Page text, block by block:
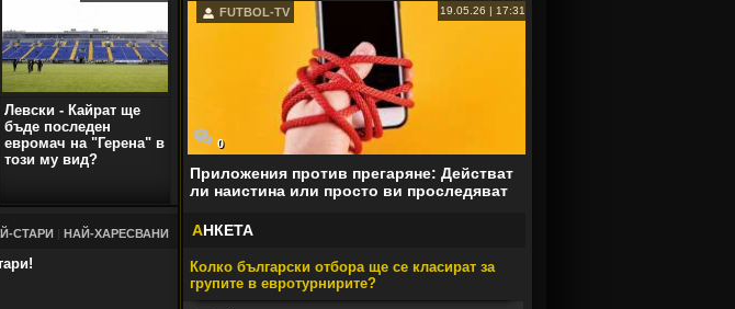
Левски - Кайрат ще
бъде последeн
евромач на "Герена" в
този му вид?
СТАРИ НАЙ-ХАРЕСВАНИ
FUTBOL-TV 19.05.26 | 17:31
0
Приложения против прегаряне: Действат
ли наистина или просто ви проследяват
АНКЕТА
Колко български отбора ще се класират за
групите в евротурнирите?